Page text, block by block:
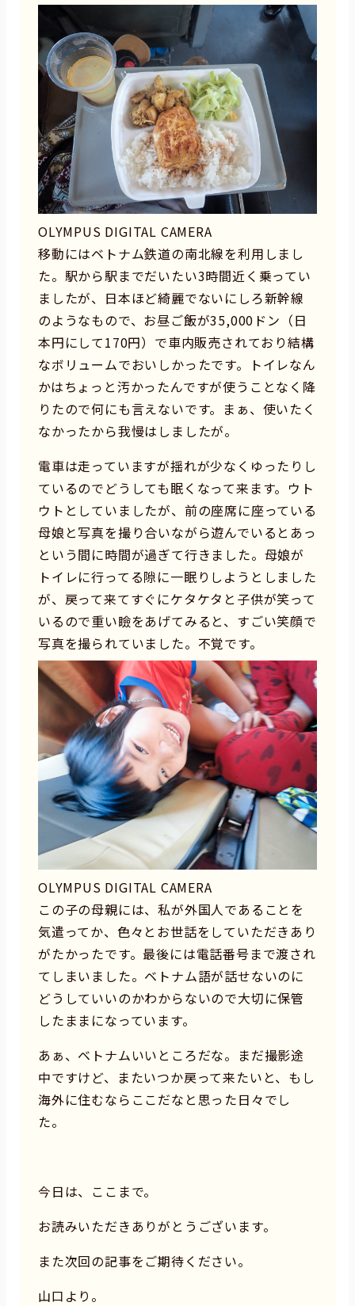
OLYMPUS DIGITAL CAMERA
移動にはベトナム鉄道の南北線を利用しまし
た。駅から駅までだいたい3時間近く乗ってい
ましたが、日本ほど綺麗でないにしろ新幹線
のようなもので、お昼ご飯が35,000ドン（日
本円にして170円）で車内販売されており結構
なボリュームでおいしかったです。トイレなん
かはちょっと汚かったんですが使うことなく降
りたので何にも言えないです。まぁ、使いたく
なかったから我慢はしましたが。
電車は走っていますが揺れが少なくゆったりし
ているのでどうしても眠くなって来ます。ウト
ウトとしていましたが、前の座席に座っている
母娘と写真を撮り合いながら遊んでいるとあっ
という間に時間が過ぎて行きました。母娘が
トイレに行ってる隙に一眠りしようとしました
が、戻って来てすぐにケタケタと子供が笑って
いるので重い瞼をあげてみると、すごい笑顔で
写真を撮られていました。不覚です。
OLYMPUS DIGITAL CAMERA
この子の母親には、私が外国人であることを
気遣ってか、色々とお世話をしていただきあり
がたかったです。最後には電話番号まで渡され
てしまいました。ベトナム語が話せないのに
どうしていいのかわからないので大切に保管
したままになっています。
あぁ、ベトナムいいところだな。まだ撮影途
中ですけど、またいつか戻って来たいと、もし
海外に住むならここだなと思った日々でし
た。
今日は、ここまで。
お読みいただきありがとうございます。
また次回の記事をご期待ください。
山口より。